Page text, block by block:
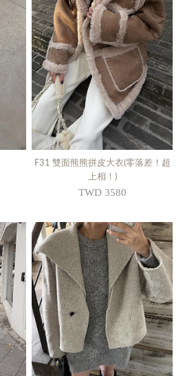
F31 雙面熊熊拼皮大衣(零落差！超
上相！)
TWD 3580